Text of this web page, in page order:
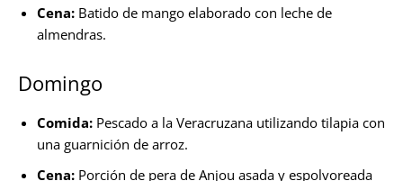
Cena: Batido de mango elaborado con leche de
almendras.
Domingo
Comida: Pescado a la Veracruzana utilizando tilapia con
una guarnición de arroz.
Cena: Porción de pera de Anjou asada y espolvoreada